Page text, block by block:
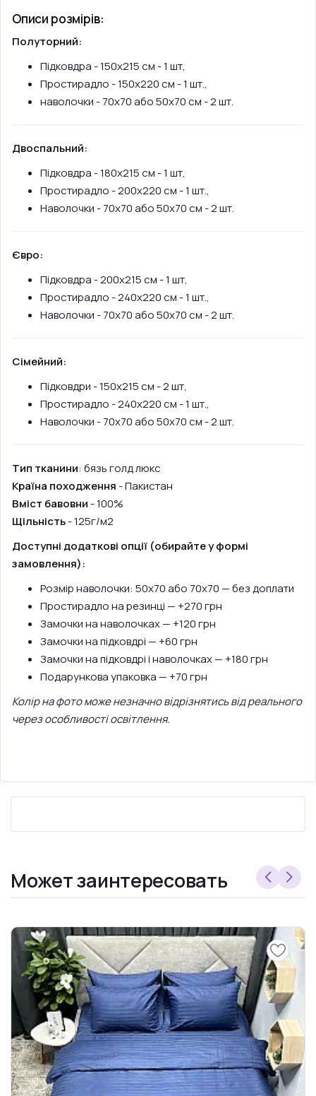
Описи розмірів:
Полуторний:
Підковдра - 150х215 см - 1 шт,
Простирадло - 150х220 см - 1 шт.,
наволочки - 70х70 або 50х70 см - 2 шт.
Двоспальний:
Підковдра - 180х215 см - 1 шт,
Простирадло - 200х220 см - 1 шт.,
Наволочки - 70х70 або 50х70 см - 2 шт.
Євро:
Підковдра - 200х215 см - 1 шт,
Простирадло - 240х220 см - 1 шт.,
Наволочки - 70х70 або 50х70 см - 2 шт.
Сімейний:
Підковдри - 150х215 см - 2 шт,
Простирадло - 240х220 см - 1 шт.,
Наволочки - 70х70 або 50х70 см - 2 шт.
Тип тканини: бязь голд люкс
Країна походження - Пакистан
Вміст бавовни - 100%
Щільність- 125г/м2
Доступні додаткові опції (обирайте у формі
замовлення):
Розмір наволочки: 50х70 або 70х70 — без доплати
Простирадло на резинці — +270 грн
Замочки на наволочках — +120 грн
Замочки на підковдрі — +60 грн
Замочки на підковдрі і наволочках — +180 грн
Подарункова упаковка — +70 грн
Колір на фото може незначно відрізнятись від реального
через особливості освітлення.
Может заинтересовать